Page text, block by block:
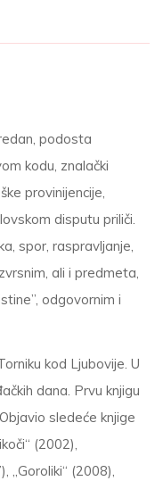
podosta
kodu, znalački
provinijencije,
disputu priliči.
spor, raspravljanje,
ali i predmeta,
odgovornim i
kod Ljubovije. U
dana. Prvu knjigu
sledeće knjige
(2002),
„Goroliki“ (2008),